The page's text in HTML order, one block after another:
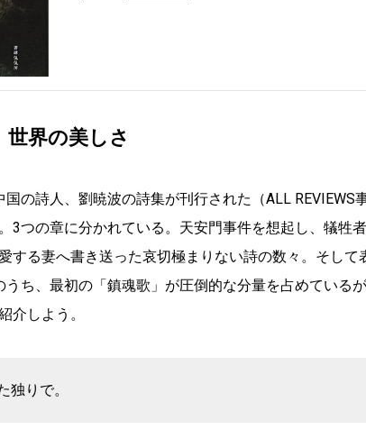
世界の美しさ
の詩人、劉暁波の詩集が刊行された（ALL
3つの章に分かれている。天安門事件を想起し、犠牲
する妻へ書き送った哀切極まりない詩の数々。そし
うち、最初の「鎮魂歌」が圧倒的な分量を占めている
介しよう。
独りで。